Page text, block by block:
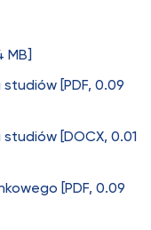
[PDF, 0.09
[DOCX, 0.01
[PDF, 0.09